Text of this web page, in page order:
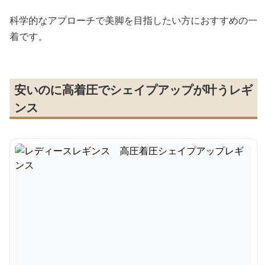
科学的なアプローチで美脚を目指したい方におすすめの一
着です。
安いのに高着圧でシェイプアップが叶うレギ
ンス